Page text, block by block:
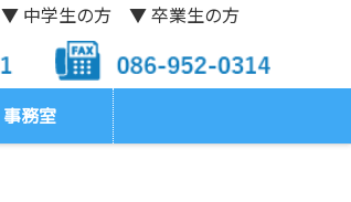
▼ 中学生の方 ▼ 卒業生の方
事務室